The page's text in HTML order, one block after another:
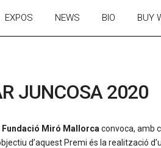
EXPOS NEWS BIO BUY
JUNCOSA 2020
Fundació Miró Mallorca convoca, amb
d’aquest Premi és la realització